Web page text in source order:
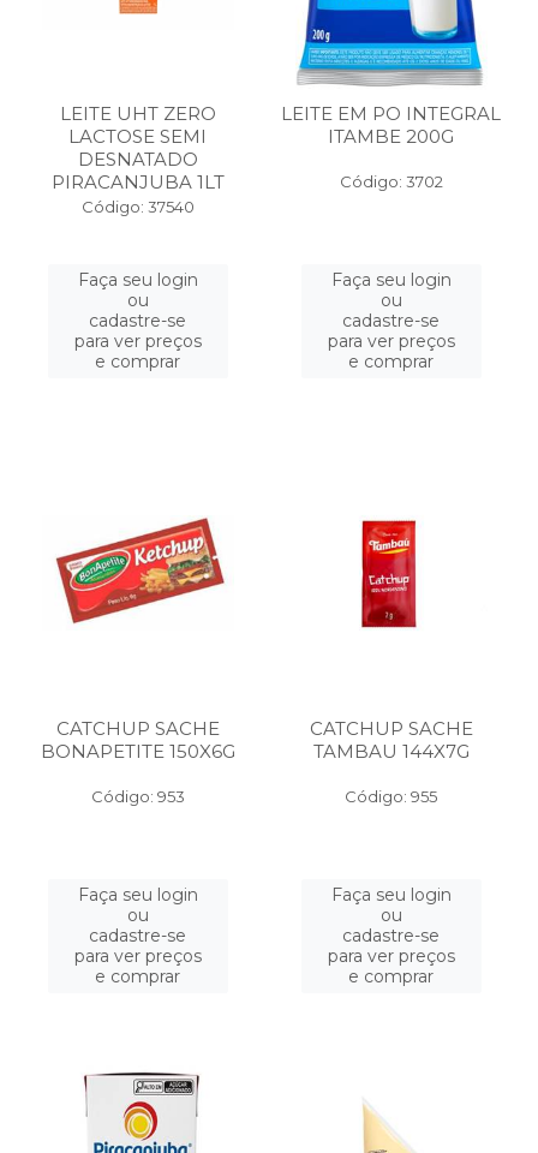
LEITE UHT ZERO
LACTOSE SEMI
DESNATADO
PIRACANJUBA 1LT
Código: 37540
Faça seu login
ou
cadastre-se
para ver preços
e comprar
LEITE EM PO INTEGRAL
ITAMBE 200G
Código: 3702
Faça seu login
ou
cadastre-se
para ver preços
e comprar
CATCHUP SACHE
BONAPETITE 150X6G
Código: 953
Faça seu login
ou
cadastre-se
para ver preços
e comprar
CATCHUP SACHE
TAMBAU 144X7G
Código: 955
Faça seu login
ou
cadastre-se
para ver preços
e comprar